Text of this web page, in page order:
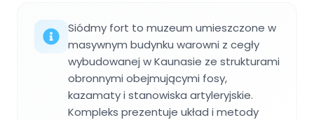
Siódmy fort to muzeum umieszczone w
masywnym budynku warowni z cegły
wybudowanej w Kaunasie ze strukturami
obronnymi obejmującymi fosy,
kazamaty i stanowiska artyleryjskie.
Kompleks prezentuje układ i metody